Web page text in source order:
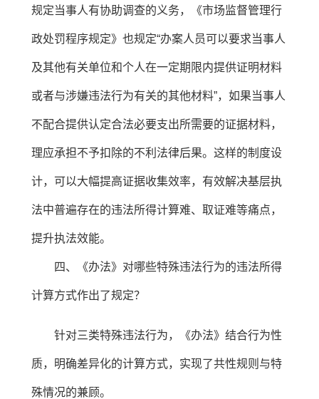
规定当事人有协助调查的义务，《市场监督管理行
政处罚程序规定》也规定“办案人员可以要求当事人
及其他有关单位和个人在一定期限内提供证明材料
或者与涉嫌违法行为有关的其他材料”，如果当事人
不配合提供认定合法必要支出所需要的证据材料，
理应承担不予扣除的不利法律后果。这样的制度设
计，可以大幅提高证据收集效率，有效解决基层执
法中普遍存在的违法所得计算难、取证难等痛点，
提升执法效能。
四、《办法》对哪些特殊违法行为的违法所得
计算方式作出了规定？
针对三类特殊违法行为，《办法》结合行为性
质，明确差异化的计算方式，实现了共性规则与特
殊情况的兼顾。